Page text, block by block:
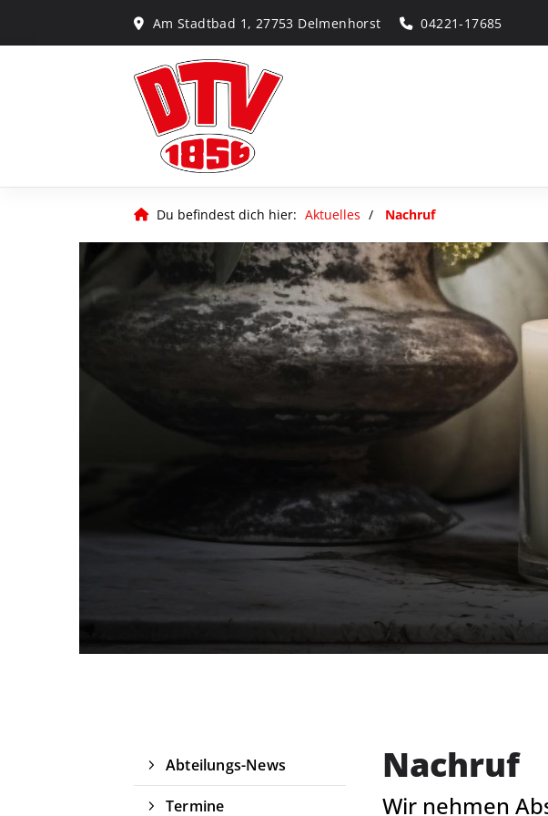
Am Stadtbad 1, 27753 Delmenhorst 04221-17685
Du befindest dich hier: Aktuelles Nachruf
Nachruf
Wir nehmen
Abteilungs-News
Termine
Delmenhorster Turnverein
Unser